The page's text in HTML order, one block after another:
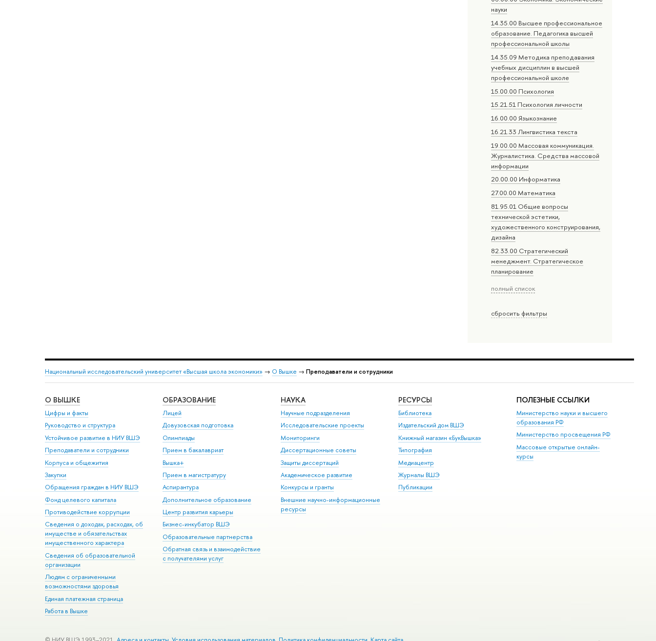
науки
14.35.00 Высшее профессиональное
образование. Педагогика высшей
профессиональной школы
14.35.09 Методика преподавания
учебных дисциплин в высшей
профессиональной школе
15.00.00 Психология
15.21.51 Психология личности
16.00.00 Языкознание
16.21.33 Лингвистика текста
19.00.00 Массовая коммуникация.
Журналистика. Средства массовой
информации
20.00.00 Информатика
27.00.00 Математика
81.95.01 Общие вопросы
технической эстетики,
художественного конструирования,
дизайна
82.33.00 Стратегический
менеджмент. Стратегическое
планирование
полный список
сбросить фильтры
Национальный исследовательский университет «Высшая школа экономики» → О Вышке → Преподаватели и сотрудники
О ВЫШКЕ
Цифры и факты
Руководство и структура
Устойчивое развитие в НИУ ВШЭ
Преподаватели и сотрудники
Корпуса и общежития
Закупки
Обращения граждан в НИУ ВШЭ
Фонд целевого капитала
Противодействие коррупции
Сведения о доходах, расходах, об
имуществе и обязательствах
имущественного характера
Сведения об образовательной
организации
Людям с ограниченными
возможностями здоровья
Единая платежная страница
Работа в Вышке
ОБРАЗОВАНИЕ
Лицей
Довузовская подготовка
Олимпиады
Прием в бакалавриат
Вышка+
Прием в магистратуру
Аспирантура
Дополнительное образование
Центр развития карьеры
Бизнес-инкубатор ВШЭ
Образовательные партнерства
Обратная связь и взаимодействие
с получателями услуг
НАУКА
Научные подразделения
Исследовательские проекты
Мониторинги
Диссертационные советы
Защиты диссертаций
Академическое развитие
Конкурсы и гранты
Внешние научно-информационные
ресурсы
РЕСУРСЫ
Библиотека
Издательский дом ВШЭ
Книжный магазин «БукВышка»
Типография
Медиацентр
Журналы ВШЭ
Публикации
ПОЛЕЗНЫЕ ССЫЛКИ
Министерство науки и высшего
образования РФ
Министерство просвещения РФ
Массовые открытые онлайн-
курсы